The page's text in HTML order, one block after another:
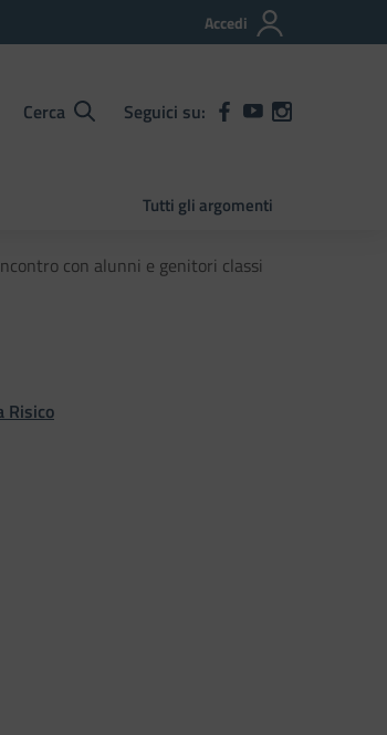
Accedi
Cerca Seguici su:
Tutti gli argomenti
con alunni e genitori classi
Risico